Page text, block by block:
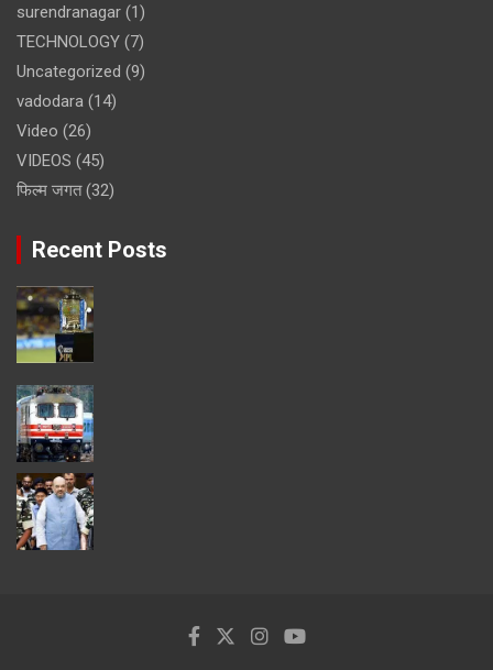
surendranagar (1)
TECHNOLOGY (7)
Uncategorized (9)
vadodara (14)
Video (26)
VIDEOS (45)
फिल्म जगत(32)
Recent Posts